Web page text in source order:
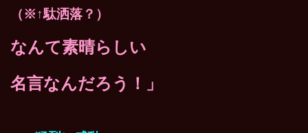
（※↑駄洒落？）
なんて素晴らしい
名言なんだろう！」